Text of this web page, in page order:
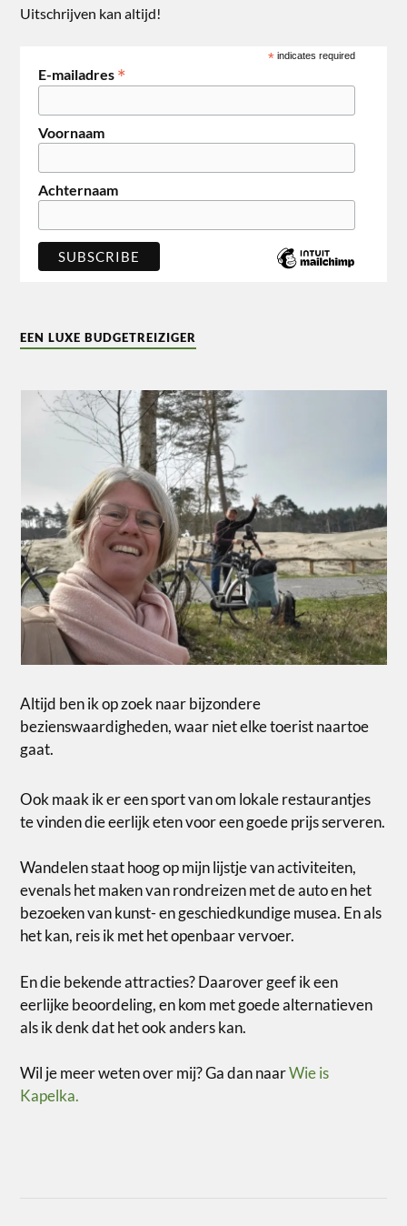
Uitschrijven kan altijd!
* indicates required
E-mailadres *
Voornaam
Achternaam
EEN LUXE BUDGETREIZIGER
Altijd ben ik op zoek naar bijzondere
bezienswaardigheden, waar niet elke toerist naartoe
gaat.
Ook maak ik er een sport van om lokale restaurantjes
te vinden die eerlijk eten voor een goede prijs serveren.
Wandelen staat hoog op mijn lijstje van activiteiten,
evenals het maken van rondreizen met de auto en het
bezoeken van kunst- en geschiedkundige musea. En als
het kan, reis ik met het openbaar vervoer.
En die bekende attracties? Daarover geef ik een
eerlijke beoordeling, en kom met goede alternatieven
als ik denk dat het ook anders kan.
Wil je meer weten over mij? Ga dan naarWie is
Kapelka.